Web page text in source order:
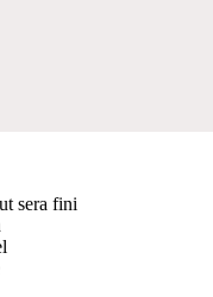
sera fini